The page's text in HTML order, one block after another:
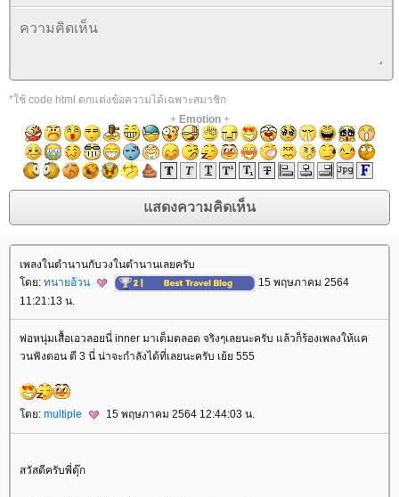
*ใช้ code html ตกแต่งข้อความได้เฉพาะสมาชิก
+ Emotion+
เพลงในตำนานกับวงในตำนานเลยครับ
ดย: ทนายอ้วน
15 พฤษภาคม 2564
11:21:13 น.
พ่อหนุ่มเสื้อเอวลอยนี่ inner มาเต็มตลอด จริงๆเลยนะครับ แล้วก็ร้องเพลงให้แค
วนฟังตอน ตี 3 นี่ น่าจะกำลังได้ที่เลยนะครับ เย้ย 555
ดย: multiple 15 พฤษภาคม 2564 12:44:03 น.
สวัสดีครับพี่ตุ๊ก